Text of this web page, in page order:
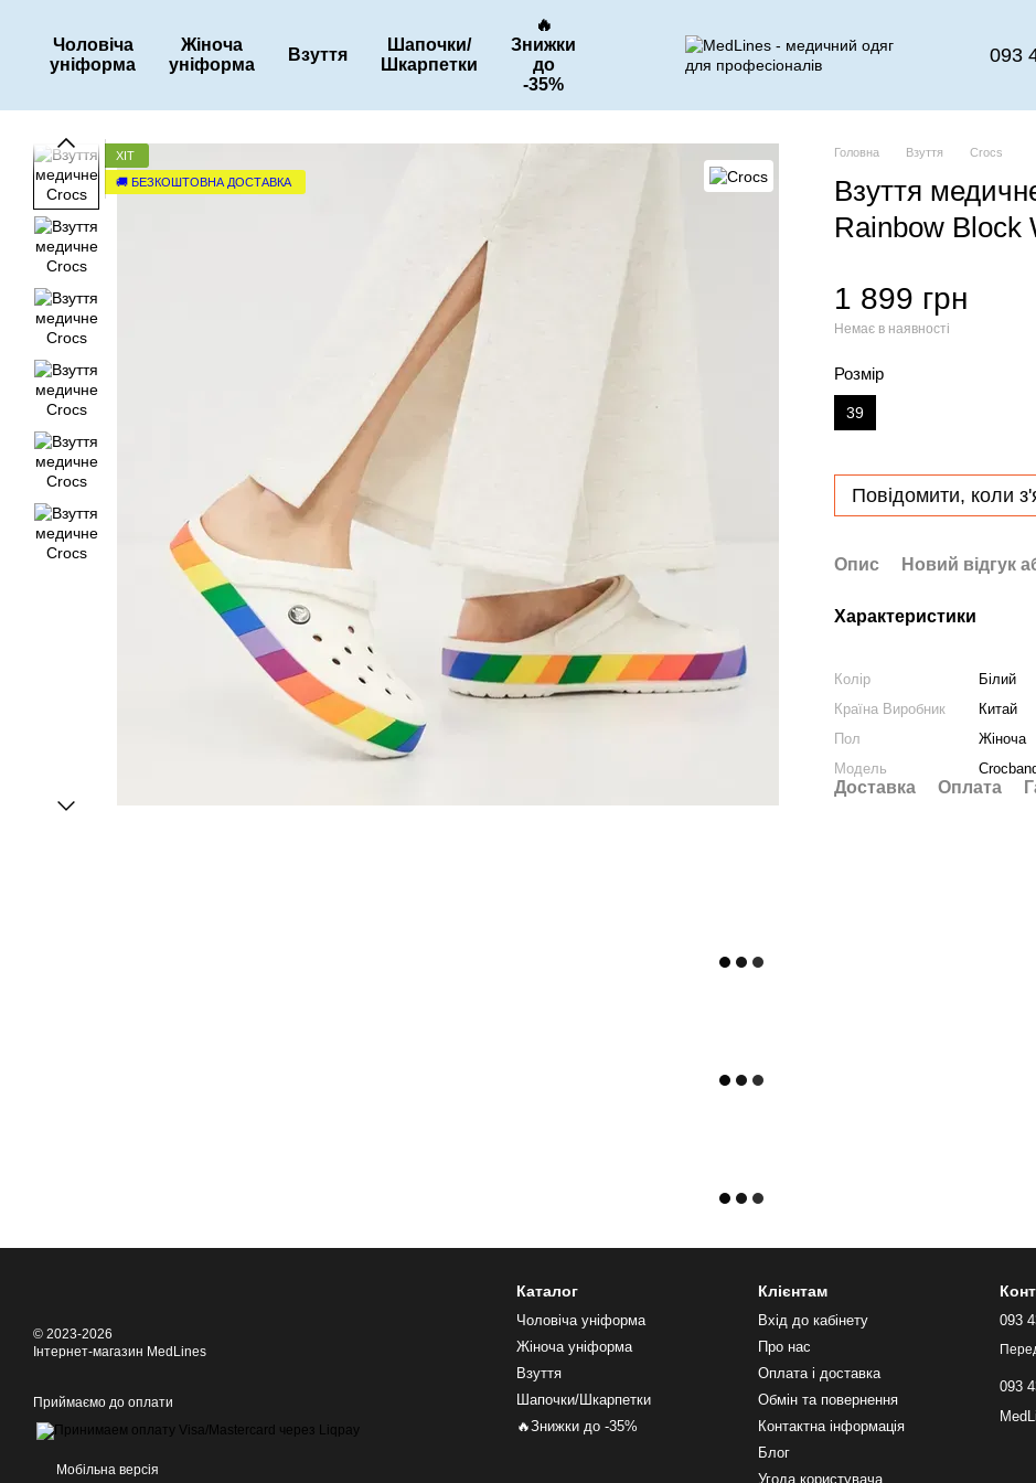
Чоловіча
уніформа
Жіноча
уніформа
Взуття
Шапочки/
Шкарпетки
🔥
Знижки
до
-35%
093
ХІТ
🚚 БЕЗКОШТОВНА ДОСТАВКА
Головна Взуття Crocs
Взуття
Rainbow Block
1 899 грн
Немає в наявності
Розмір
39
Повідомити, коли
Опис Новий відгук
Характеристики
Колір
Білий
Країна Виробник
Китай
Пол
Жіноча
Модель
Доставка Оплата
© 2023-2026
Інтернет-магазин MedLines
Приймаємо до оплати
Мобільна версія
Каталог
Чоловіча уніформа
Жіноча уніформа
Взуття
Шапочки/Шкарпетки
🔥Знижки до -35%
Клієнтам
Вхід до кабінету
Про нас
Оплата і доставка
Обмін та повернення
Контактна інформація
Блог
Угода користувача
093
093